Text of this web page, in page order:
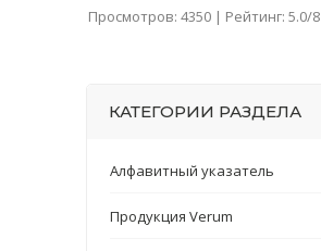
Просмотров: 4350 | Рейтинг: 5.0/8
КАТЕГОРИИ РАЗДЕЛА
Алфавитный указатель
Продукция Verum